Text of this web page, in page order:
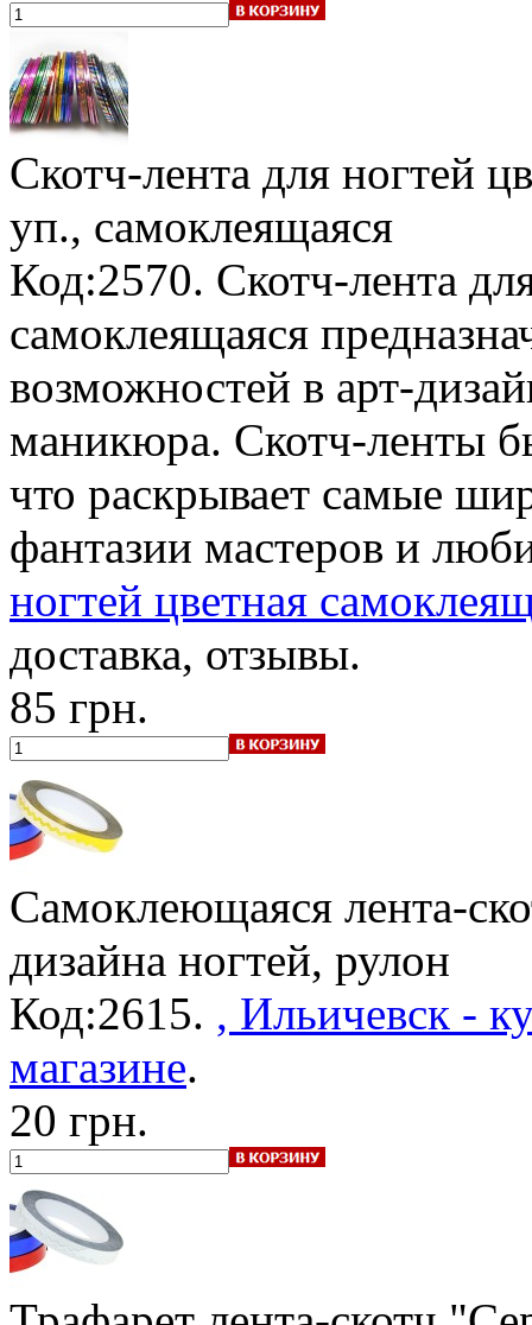
Скотч-лента для ногтей
уп., самоклеящаяся
Код:2570. Скотч-лента
самоклеящаяся
возможностей в арт-
маникюра. Скотч-ленты
что раскрывает самые
фантазии мастеров и
ногтей цветная
доставка, отзывы.
85 грн.
Самоклеющаяся лента-
дизайна ногтей, рулон
Код:2615. , Ильичевск -
магазине.
20 грн.